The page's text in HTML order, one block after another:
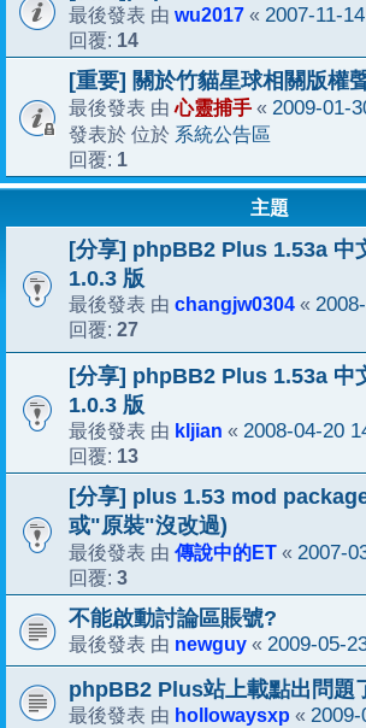
最後發表 由 wu2017 « 2007-11-
回覆: 14
[重要] 關於竹貓星球相關版權
最後發表 由心靈捕手 « 2009-01-
發表於 位於 系統公告區
回覆: 1
主題
[分享] phpBB2 Plus 1.53a 中
1.0.3 版
最後發表 由 changjw0304 «
回覆: 27
[分享] phpBB2 Plus 1.53a 中
1.0.3 版
最後發表 由 kljian « 2008-04-20
回覆: 13
[分享] plus 1.53 mod
或"原裝"沒改過)
最後發表 由 傳說中的ET « 2007-
回覆: 3
不能啟動討論區賬號?
最後發表 由 newguy « 2009-05-
phpBB2 Plus站上載點出問題
最後發表 由 hollowaysxp « 2009-